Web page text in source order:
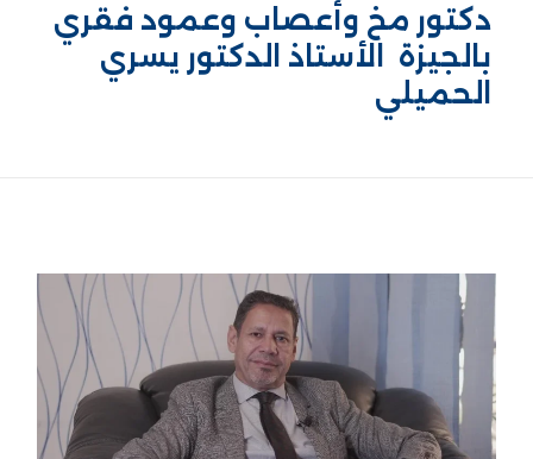
دكتور مخ وأعصاب وعمود فقري
بالجيزة الأستاذ الدكتور يسري
الحميلي